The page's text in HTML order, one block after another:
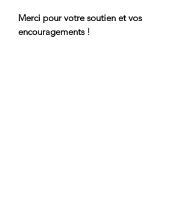
Merci pour votre soutien et vos
encouragements !